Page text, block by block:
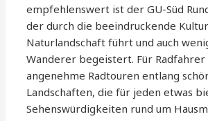
empfehlenswert ist der GU-Süd
der durch die beeindruckende
Naturlandschaft führt und auch
Wanderer begeistert. Für Radfahrer
angenehme Radtouren entlang
Landschaften, die für jeden etwas
Sehenswürdigkeiten rund um